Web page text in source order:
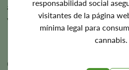
responsabilidad social
visitantes de la página
mínima legal para
cannabis.
adaptación al clima y las
variedad.
Cultivo en interior frente a